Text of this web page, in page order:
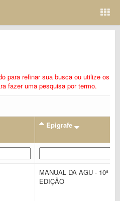
para refinar sua busca ou utilize os
fazer uma pesquisa por termo.
Epigrafe
MANUAL DA AGU - 10ª
EDIÇÃO